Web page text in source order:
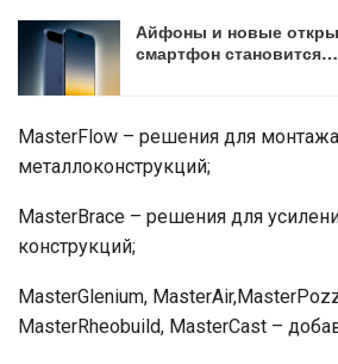
Айфоны и новые
смартфон становится…
MasterFlow – решения для
металлоконструкций;
MasterBrace – решения для
конструкций;
MasterGlenium,
MasterRheobuild, MasterCast –